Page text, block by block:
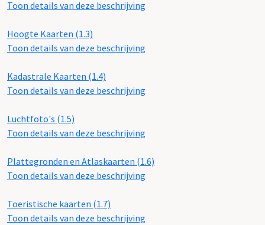
Toon details van deze beschrijving
Hoogte Kaarten (1.3)
Toon details van deze beschrijving
Kadastrale Kaarten (1.4)
Toon details van deze beschrijving
Luchtfoto's (1.5)
Toon details van deze beschrijving
Plattegronden en Atlaskaarten (1.6)
Toon details van deze beschrijving
Toeristische kaarten (1.7)
Toon details van deze beschrijving